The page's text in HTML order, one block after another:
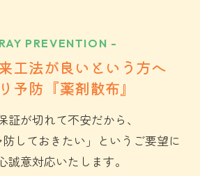
PREVENTION -
工法が良いという方へ
予防『薬剤散布』
証が切れて不安だから、
しておきたい」 というご要望に
誠意対応いたします。